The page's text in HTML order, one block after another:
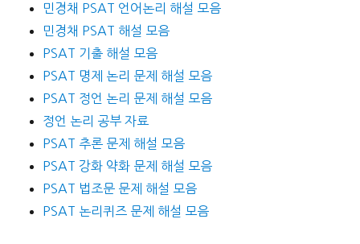
민경채 PSAT 언어논리 해설 모음
민경채 PSAT 해설 모음
PSAT 기출 해설 모음
PSAT 명제 논리 문제 해설 모음
PSAT 정언 논리 문제 해설 모음
정언 논리 공부 자료
PSAT 추론 문제 해설 모음
PSAT 강화 약화 문제 해설 모음
PSAT 법조문 문제 해설 모음
PSAT 논리퀴즈 문제 해설 모음